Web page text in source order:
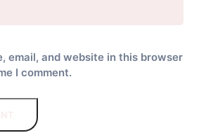
email, and website in this browser
I comment.